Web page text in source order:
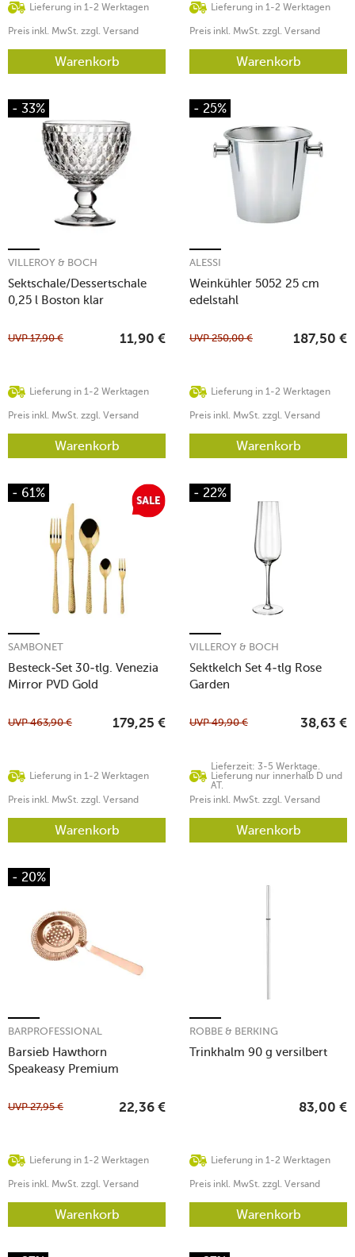
Lieferung in 1-2 Werktagen
Preis inkl. MwSt. zzgl. Versand
Warenkorb
Lieferung in 1-2 Werktagen
Preis inkl. MwSt. zzgl. Versand
Warenkorb
- 33%
Sektschale/Dessertschale
0,25 l Boston klar
VILLEROY & BOCH
Lieferung in 1-2 Werktagen
UVP17,90 € 11,90 €
Preis inkl. MwSt. zzgl. Versand
Warenkorb
- 25%
Weinkühler 5052 25 cm
edelstahl
ALESSI
Lieferung in 1-2 Werktagen
UVP250,00 € 187,50 €
Preis inkl. MwSt. zzgl. Versand
Warenkorb
- 61%
Besteck-Set 30-tlg. Venezia
Mirror PVD Gold
SAMBONET
Lieferung in 1-2 Werktagen
UVP463,90 € 179,25 €
Preis inkl. MwSt. zzgl. Versand
Warenkorb
- 22%
Sektkelch Set 4-tlg Rose
Garden
VILLEROY & BOCH
Lieferzeit: 3-5 Werktage.
Lieferung nur innerhalb D und
AT.
UVP49,90 € 38,63 €
Preis inkl. MwSt. zzgl. Versand
Warenkorb
- 20%
Barsieb Hawthorn
Speakeasy Premium
BARPROFESSIONAL
Lieferung in 1-2 Werktagen
UVP27,95 € 22,36 €
Preis inkl. MwSt. zzgl. Versand
Warenkorb
Trinkhalm 90 g versilbert
ROBBE & BERKING
Lieferung in 1-2 Werktagen
83,00 €
Preis inkl. MwSt. zzgl. Versand
Warenkorb